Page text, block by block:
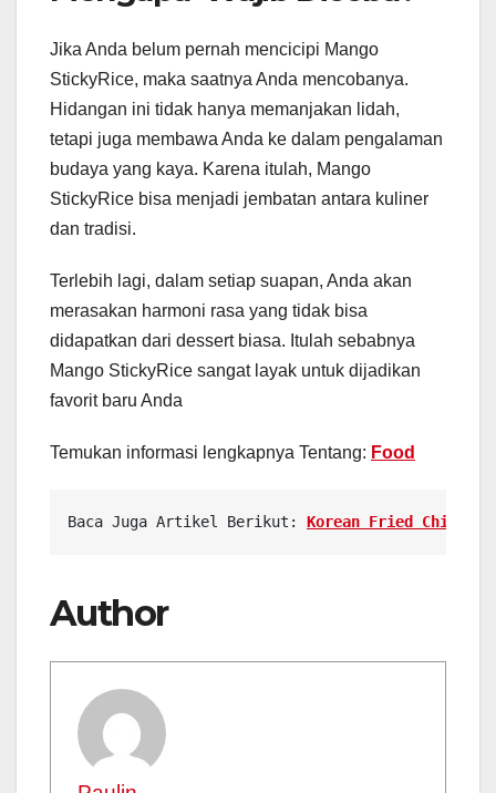
Jika Anda belum pernah mencicipi Mango
StickyRice, maka saatnya Anda mencobanya.
Hidangan ini tidak hanya memanjakan lidah,
tetapi juga membawa Anda ke dalam pengalaman
budaya yang kaya. Karena itulah, Mango
StickyRice bisa menjadi jembatan antara kuliner
dan tradisi.
Terlebih lagi, dalam setiap suapan, Anda akan
merasakan harmoni rasa yang tidak bisa
didapatkan dari dessert biasa. Itulah sebabnya
Mango StickyRice sangat layak untuk dijadikan
favorit baru Anda
Temukan informasi lengkapnya Tentang: Food
Baca Juga Artikel Berikut: Korean Fried
Author